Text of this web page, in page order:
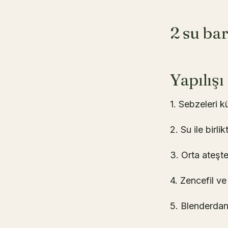
2 su
Yapılışı
1. Sebzeleri
2. Su ile
3. Orta
4. Zencefil
5.